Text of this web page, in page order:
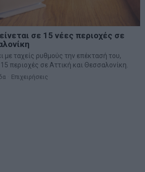
σε 15 νέες περιοχές σε
με ταχείς ρυθμούς την επέκτασή του,
περιοχές σε Αττική και Θεσσαλονίκη.
Επιχειρήσεις